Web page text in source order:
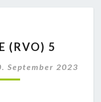
(RVO) 5
September 2023